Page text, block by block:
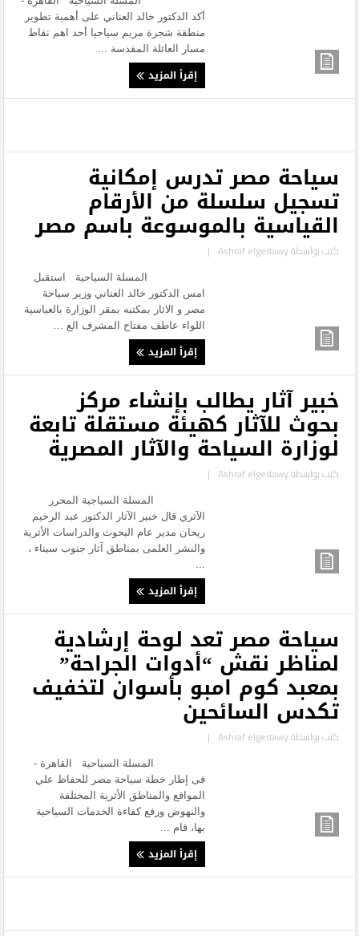
أكد الدكتور خالد العناني على أهمية تطوير
منطقة شجرة مريم سياحيا أحد اهم نقاط
مسار العائلة المقدسة ...
إقرأ المزيد
سياحة مصر تدرس إمكانية
تسجيل سلسلة من الأرقام
القياسية بالموسوعة باسم مصر
كتب بواسطةAshraf elgedawy
|
المسلة السياحية استقبل
امس الدكتور خالد العناني وزير سياحة
مصر و الاثار بمكتبه بمقر الوزارة بالعباسية
اللواء عاطف مفتاح المشرف الع ...
إقرأ المزيد
خبير آثار يطالب بإنشاء مركز
بحوث للآثار كهيئة مستقلة تابعة
لوزارة السياحة والآثار المصرية
كتب بواسطةAshraf elgedawy
|
المسلة السياجية المحرر
الآثري قال خبير الآثار الدكتور عبد الرحيم
ريحان مدير عام البحوث والدراسات الأثرية
والنشر العلمى بمناطق آثار جنوب سيناء ،
إقرأ المزيد
سياحة مصر تعد لوحة إرشادية
لمناظر نقش “أدوات الجراحة”
بمعبد كوم امبو بأسوان لتخفيف
تكدس السائحين
كتب بواسطةAshraf elgedawy
|
المسلة السياحية القاهرة -
فى إطار خطة سياحة مصر للحفاظ علي
المواقع والمناطق الأثرية المختلفة
والنهوض ورفع كفاءة الخدمات السياحية
بها، قام ...
إقرأ المزيد